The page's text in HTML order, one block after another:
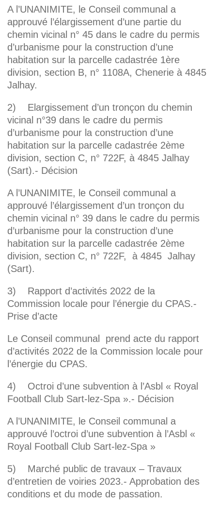
A l’UNANIMITE, le Conseil communal a
approuvé l’élargissement d’une partie du
chemin vicinal n° 45 dans le cadre du permis
d’urbanisme pour la construction d’une
habitation sur la parcelle cadastrée 1ère
division, section B, n° 1108A, Chenerie à 4845
Jalhay.
2) Elargissement d’un tronçon du chemin
vicinal n°39 dans le cadre du permis
d’urbanisme pour la construction d’une
habitation sur la parcelle cadastrée 2ème
division, section C, n° 722F, à 4845 Jalhay
(Sart).- Décision
A l’UNANIMITE, le Conseil communal a
approuvé l’élargissement d’un tronçon du
chemin vicinal n° 39 dans le cadre du permis
d’urbanisme pour la construction d’une
habitation sur la parcelle cadastrée 2ème
division, section C, n° 722F, à 4845 Jalhay
(Sart).
3) Rapport d’activités 2022 de la
Commission locale pour l’énergie du CPAS.-
Prise d’acte
Le Conseil communal prend acte du rapport
d’activités 2022 de la Commission locale pour
l’énergie du CPAS.
4) Octroi d’une subvention à l’Asbl « Royal
Football Club Sart-lez-Spa ».- Décision
A l’UNANIMITE, le Conseil communal a
approuvé l’octroi d’une subvention à l’Asbl «
Royal Football Club Sart-lez-Spa »
5) Marché public de travaux – Travaux
d’entretien de voiries 2023.- Approbation des
conditions et du mode de passation.